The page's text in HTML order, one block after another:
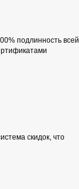
подлинность всей
скидок, что